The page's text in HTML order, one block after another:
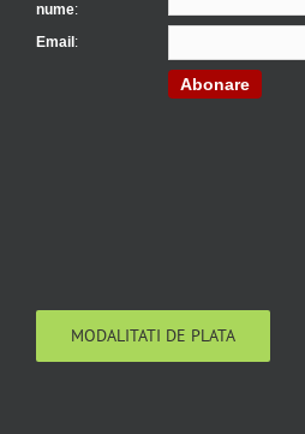
nume:
Email :
Abonare
MODALITATI DE PLATA